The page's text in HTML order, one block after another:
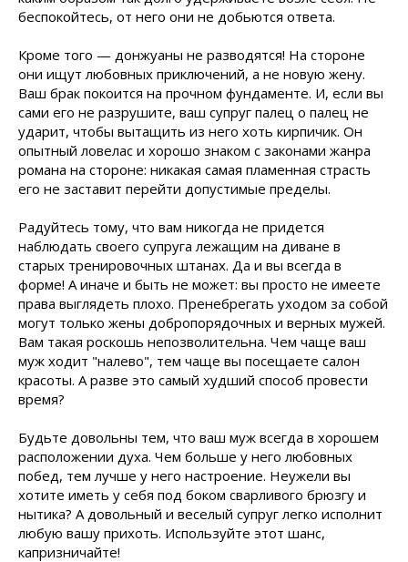
беспокойтесь, от него они не добьются ответа.
Кроме того — донжуаны не разводятся! На стороне
они ищут любовных приключений, а не новую жену.
Ваш брак покоится на прочном фундаменте. И, если вы
сами его не разрушите, ваш супруг палец о палец не
ударит, чтобы вытащить из него хоть кирпичик. Он
опытный ловелас и хорошо знаком с законами жанра
романа на стороне: никакая самая пламенная страсть
его не заставит перейти допустимые пределы.
Радуйтесь тому, что вам никогда не придется
наблюдать своего супруга лежащим на диване в
старых тренировочных штанах. Да и вы всегда в
форме! А иначе и быть не может: вы просто не имеете
права выглядеть плохо. Пренебрегать уходом за собой
могут только жены добропорядочных и верных мужей.
Вам такая роскошь непозволительна. Чем чаще ваш
муж ходит "налево", тем чаще вы посещаете салон
красоты. А разве это самый худший способ провести
время?
Будьте довольны тем, что ваш муж всегда в хорошем
расположении духа. Чем больше у него любовных
побед, тем лучше у него настроение. Неужели вы
хотите иметь у себя под боком сварливого брюзгу и
нытика? А довольный и веселый супруг легко исполнит
любую вашу прихоть. Используйте этот шанс,
капризничайте!